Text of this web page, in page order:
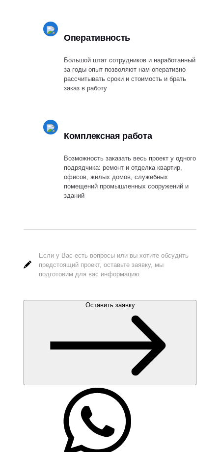
Оперативность
Большой штат сотрудников и наработанный
за годы опыт позволяют нам оперативно
рассчитывать сроки и стоимость и брать
заказ в работу
Комплексная работа
Возможность заказать весь проект у одного
подрядчика: ремонт и отделка квартир,
офисов, жилых домов, служебных
помещений промышленных сооружений и
зданий
Если у Вас есть вопросы или вы хотите обсудить
предстоящий проект, оставьте заявку, мы
подготовим для вас информацию
Оставить заявку